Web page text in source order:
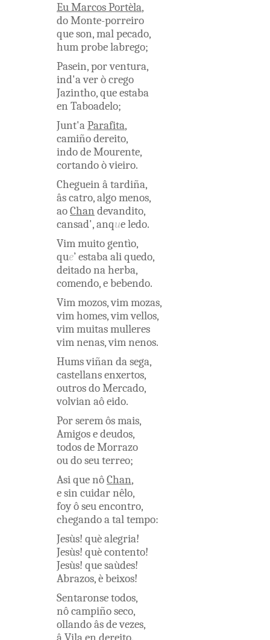
EuMarcosPortèla,
doMonte-porreiro
queson,mal pecado,
humprobelabrego;
Pasein,porventura,
ind'averòcrego
Jazintho,queestaba
en Taboadelo;
Junt'aParafita,
camiñodereito,
indodeMourente,
cortandoòvieiro.
Cheguein âtardiña,
âscatro,algomenos,
aoChan devandito,
cansad',anqueledo.
Vimmuitogentìo,
que’estabaaliquedo,
deitadonaherba,
comendo,ebebendo.
Vimmozos,vimmozas,
vimhomes,vimvellos,
vimmuitasmulleres
vimnenas,vimnenos.
Humsviñan dasega,
castellansenxertos,
outrosdoMercado,
volvian aôeido.
Porseremôsmais,
Amigosedeudos,
todosdeMorrazo
oudoseuterreo;
AsiquenôChan,
esin cuidarnêlo,
foyôseuencontro,
chegandoataltempo:
Jesùs! quèalegria!
Jesùs! quècontento!
Jesùs! quesaùdes!
Abrazos,èbeixos!
Sentaronsetodos,
nôcampiñoseco,
ollandoâsdevezes,